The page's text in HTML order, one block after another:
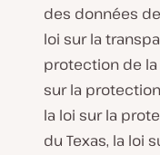
des données
loi sur la
protection de la
sur la
la loi sur la
du Texas, la loi